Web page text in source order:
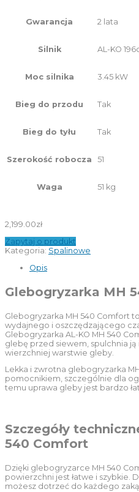
Gwarancja 2 lata
Silnik AL-KO
Moc silnika 3.45 kW
Bieg do przodu Tak
Bieg do tyłu Tak
Szerokość robocza 51
Waga 51 kg
2,199.00zł
Zapytaj o produkt
Kategoria: Spalinowe
Opis
Glebogryzarka MH
Glebogryzarka MH 540 Comfort
wydajnego i oszczędzającego
Glebogryzarka AL-KO MH 540
glebę przed siewem, spulchnia ją
wierzchniej warstwie gleby.
Lekka i zwrotna glebogryzarka
pomocnikiem, szczególnie dla
temu uprawa gleby jest bardzo
Szczegóły
540 Comfort
Dzięki glebogryzarce MH 540
powierzchni jest łatwe i szybkie.
możesz dotrzeć do każdego